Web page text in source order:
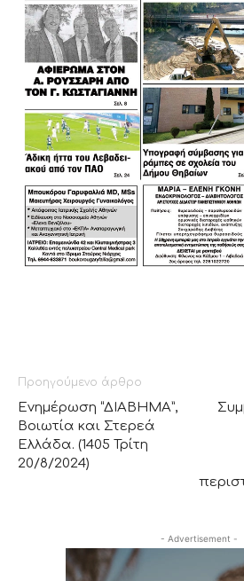
Προηγούμενο άρθρο
Ενημέρωση “ΔΙΑΒΗΜΑ”,
Βοιωτία και Στερεά
Ελλάδα. (1405 Τρίτη
20/8/2024)
- Advertisement -